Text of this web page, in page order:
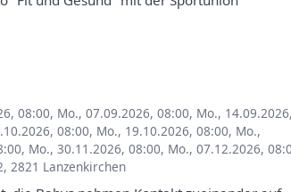
08:00, Mo., 07.09.2026, 08:00, Mo., 14.09.2026,
08:00, Mo., 19.10.2026, 08:00, Mo.,
, Mo., 30.11.2026, 08:00, Mo., 07.12.2026,
2821 Lanzenkirchen